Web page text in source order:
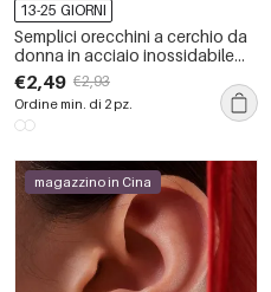
13-25 GIORNI
Semplici orecchini a cerchio da
donna in acciaio inossidabile
impermeabile color oro con
strass.
€2,49 €2,93
Ordine min. di 2 pz.
magazzino in Cina